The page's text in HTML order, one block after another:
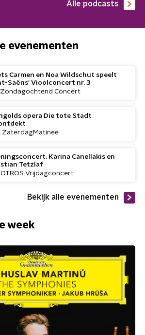
Alle podcasts
evenementen
Carmen en Noa Wildschut speelt
Saëns’ Vioolconcert nr. 3
Zondagochtend Concert
opera Die tote Stadt
ZaterdagMatinee
Karina Canellakis en
Tetzlaf
Vrijdagconcert
Bekijk alle evenementen
week